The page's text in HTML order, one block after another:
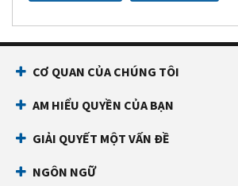
CƠ QUAN CỦA CHÚNG TÔI
AM HIỂU QUYỀN CỦA BẠN
GIẢI QUYẾT MỘT VẤN ĐỀ
NGÔN NGỮ